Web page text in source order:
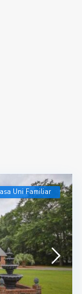
Uni Familiar